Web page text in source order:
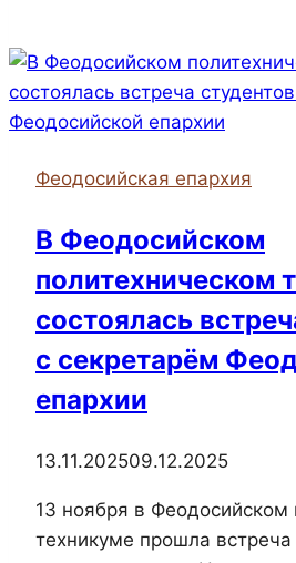
ти
Апостолов
прошла
Божественная
Феодосийская епархия
В Феодосийском
политехническом
состоялась
с секретарём
епархии
13.11.202509.12.2025
13 ноября в Феодосийском
техникуме прошла